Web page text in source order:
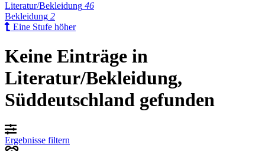
Literatur/Bekleidung 46
Bekleidung 2
Eine Stufe höher
Keine Einträge in
Literatur/Bekleidung,
Süddeutschland gefunden
Ergebnisse filtern